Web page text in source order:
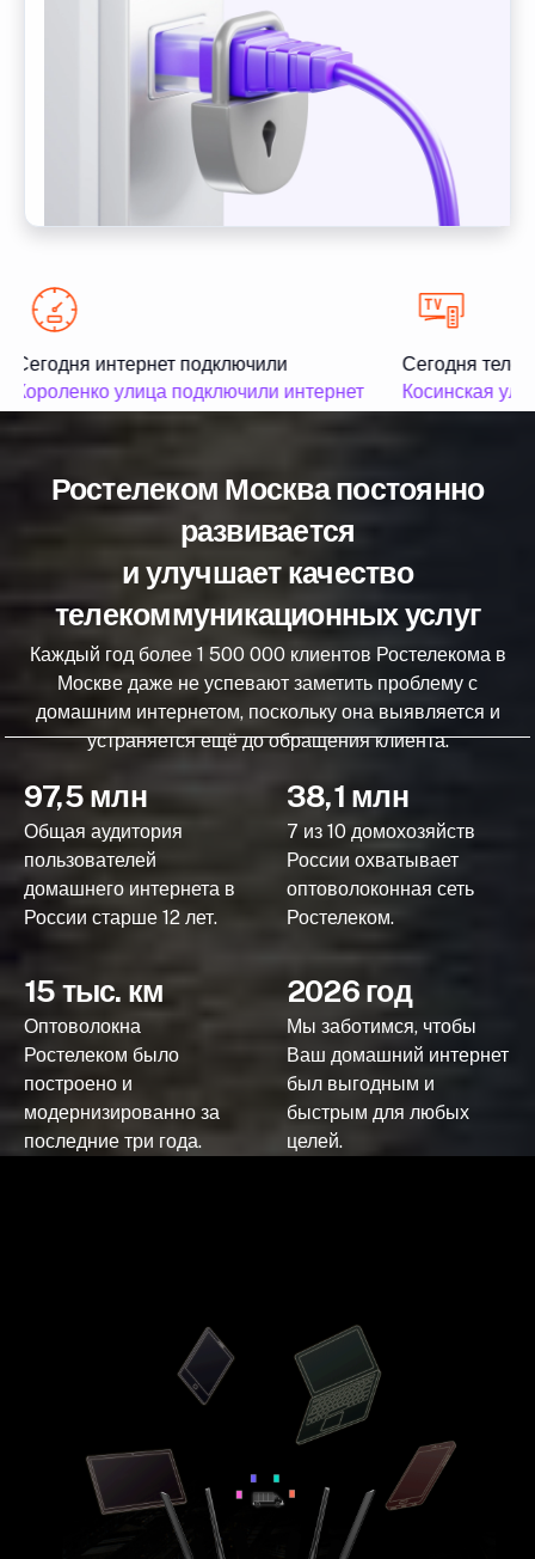
Сегодня интернет подключили
Короленко улица подключили интернет
Сегодня
Косинская
Ростелеком Москва постоянно
развивается
и улучшает качество
телекоммуникационных услуг
Каждый год более 1 500 000 клиентов Ростелекома в
Москве даже не успевают заметить проблему с
домашним интернетом, поскольку она выявляется и
устраняется ещё до обращения клиента.
97,5 млн
Общая аудитория
пользователей
домашнего интернета в
России старше 12 лет.
38,1 млн
7 из 10 домохозяйств
России охватывает
оптоволоконная сеть
Ростелеком.
15 тыс. км
Оптоволокна
Ростелеком было
построено и
модернизированно за
последние три года.
2026 год
Мы заботимся, чтобы
Ваш домашний интернет
был выгодным и
быстрым для любых
целей.